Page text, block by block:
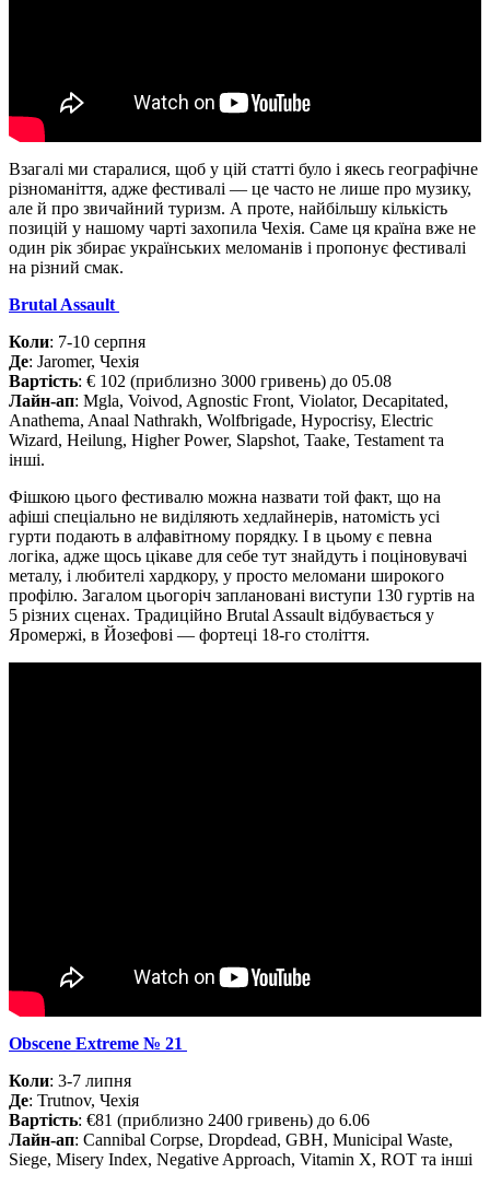
Взагалі ми старалися, щоб у цій статті було і якесь географічне
різноманіття, адже фестивалі — це часто не лише про музику,
але й про звичайний туризм. А проте, найбільшу кількість
позицій у нашому чарті захопила Чехія. Саме ця країна вже не
один рік збирає українських меломанів і пропонує фестивалі
на різний смак.
Brutal Assault
Коли: 7-10 серпня
Де: Jaromer, Чехія
Вартість: € 102 (приблизно 3000 гривень) до 05.08
Лайн-ап: Mgla, Voivod, Agnostic Front, Violator, Decapitated,
Anathema, Anaal Nathrakh, Wolfbrigade, Hypocrisy, Electric
Wizard, Heilung, Higher Power, Slapshot, Taake, Testament та
інші.
Фішкою цього фестивалю можна назвати той факт, що на
афіші спеціально не виділяють хедлайнерів, натомість усі
гурти подають в алфавітному порядку. І в цьому є певна
логіка, адже щось цікаве для себе тут знайдуть і поціновувачі
металу, і любителі хардкору, у просто меломани широкого
профілю. Загалом цьогоріч заплановані виступи 130 гуртів на
5 різних сценах. Традиційно Brutal Assault відбувається у
Яромержі, в Йозефові — фортеці 18-го століття.
Obscene Extreme № 21
Коли: 3-7 липня
Де: Trutnov, Чехія
Вартість: €81 (приблизно 2400 гривень) до 6.06
Лайн-ап: Cannibal Corpse, Dropdead, GBH, Municipal Waste,
Siege, Misery Index, Negative Approach, Vitamin X, ROT та інші